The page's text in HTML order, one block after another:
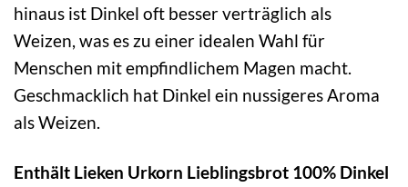
hinaus ist Dinkel oft besser verträglich als
Weizen, was es zu einer idealen Wahl für
Menschen mit empfindlichem Magen macht.
Geschmacklich hat Dinkel ein nussigeres Aroma
als Weizen.
Enthält Lieken Urkorn Lieblingsbrot 100% Dinkel